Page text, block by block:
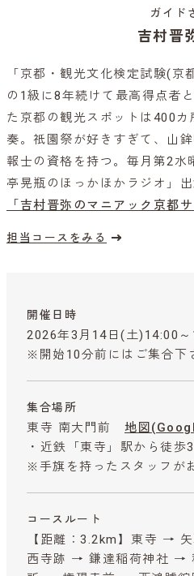
ガイド
吉村晋
「京都・観光文化検定試験(
の1級に8年続けて最高得点者
た京都の観光スポットは400
奏。祇園祭が好きすぎて、山
報士の資格を持つ。毎月第2水
亭晃瓶のほっかほかラジオ」
「吉村晋弥のマニアック京都サ
担当コースをみる
開催日時
2026年3月14日(土)14:00～
※開始10分前にはご集合下
集合場所
東寺 南大門前 地図
・近鉄「東寺」駅から徒歩
※手旗を持ったスタッフが
コースルート
【距離：3.2km】東寺 →
西寺跡 → 鎌達稲荷神社 →